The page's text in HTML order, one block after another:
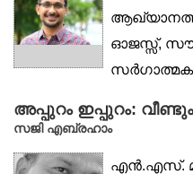
ഓജസ്സ്,
അപ്പുറം ഇപ്പുറം:
സജി എബ്രഹാം
എൻ.എസ്.